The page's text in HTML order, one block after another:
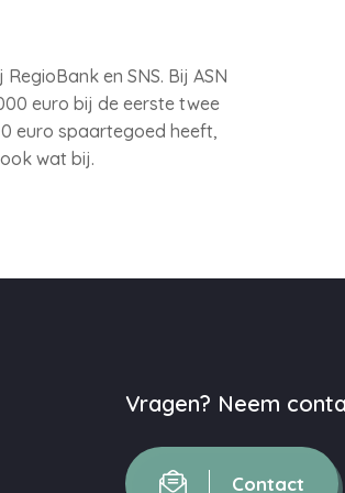
en SNS. Bij ASN
euro bij de eerste twee
euro spaartegoed heeft,
wat bij.
Vragen? Neem
Contact